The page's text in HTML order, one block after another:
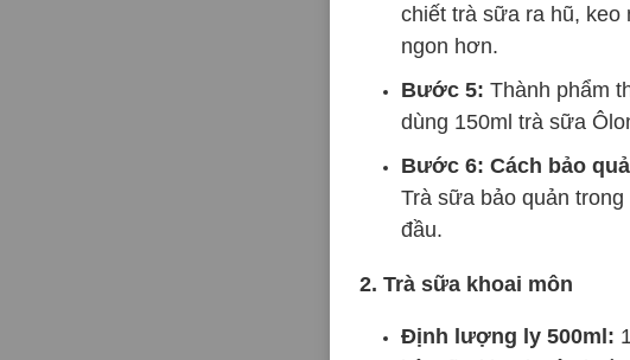
chiết trà sữa ra hũ, keo
ngon hơn.
Bước 5: Thành phẩm
dùng 150ml trà sữa
Bước 6: Cách bảo
Trà sữa bảo quản
đầu.
2. Trà sữa khoai môn
Định lượng ly 500ml: